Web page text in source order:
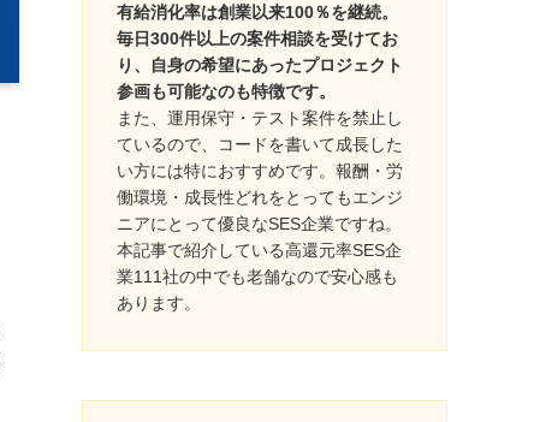
有給消化率は創業以来100％を継続。
毎日300件以上の案件相談を受けてお
り、自身の希望にあったプロジェクト
参画も可能なのも特徴です。
また、運用保守・テスト案件を禁止し
ているので、コードを書いて成長した
い方には特におすすめです。報酬・労
働環境・成長性どれをとってもエンジ
ニアにとって優良なSES企業ですね。
本記事で紹介している高還元率SES企
業111社の中でも老舗なので安心感も
あります。